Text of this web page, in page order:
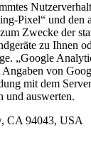
Pixel“ und den
Zwecke der
zu Ihnen
„Google
von
mit dem
und auswerten.
CA 94043, USA